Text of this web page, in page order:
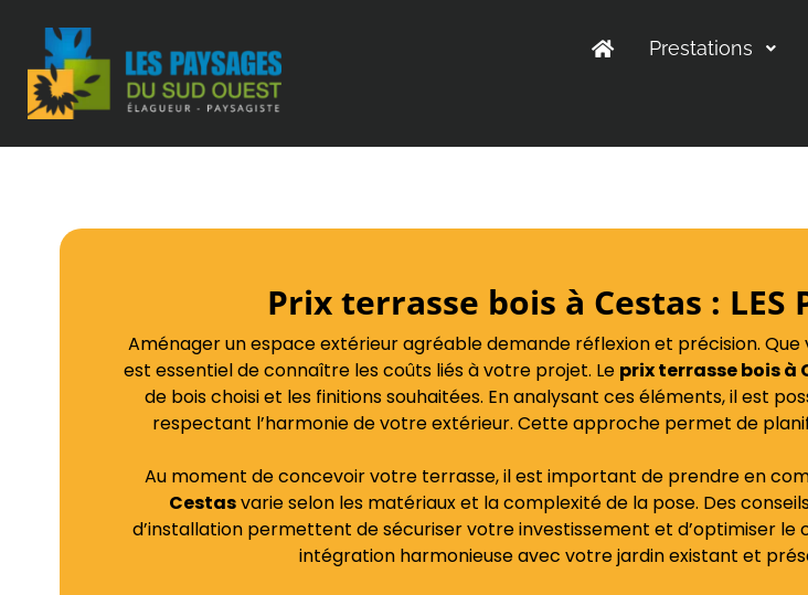
Prestations
Prix terrasse bois à Cestas : LES
Aménager un espace extérieur agréable demande réflexion et précision.
est essentiel de connaître les coûts liés à votre projet. Le prix terrasse bois à
de bois choisi et les finitions souhaitées. En analysant ces éléments, il est
respectant l’harmonie de votre extérieur. Cette approche permet de
Au moment de concevoir votre terrasse, il est important de prendre en
Cestasvarie selon les matériaux et la complexité de la pose. Des
d’installation permettent de sécuriser votre investissement et d’optimiser
intégration harmonieuse avec votre jardin existant et